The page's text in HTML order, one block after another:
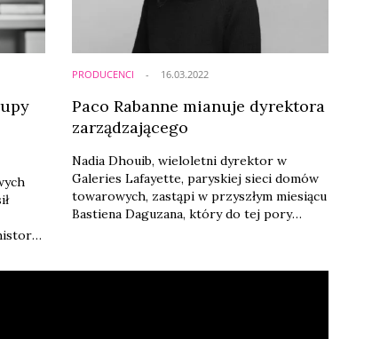
PRODUCENCI
Paco Rabanne mianuje dyrektora
zarządzającego
Nadia Dhouib, wieloletni dyrektor w
Galeries Lafayette, paryskiej sieci domów
towarowych, zastąpi w przyszłym miesiącu
Bastiena Daguzana, który do tej pory
16.03.2022